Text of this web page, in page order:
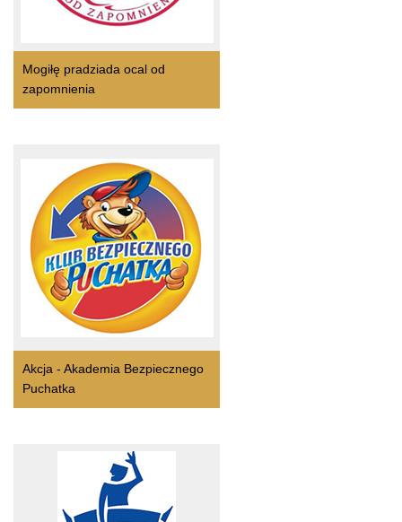
Mogiłę pradziada ocal od
zapomnienia
Akcja - Akademia Bezpiecznego
Puchatka